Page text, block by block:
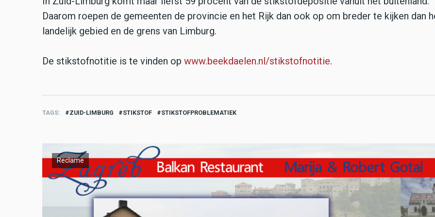
Daarom roepen de gemeenten de provincie en het Rijk dan ook op om breder te kijken dan
landelijk gebied en de grens van Limburg.
De stikstofnotitie is te vinden op www.beekdaelen.nl/stikstofnotitie.
TAGS ZUID-LIMBURG STIKSTOF STIKSTOFPROBLEMATIEK
Reclame